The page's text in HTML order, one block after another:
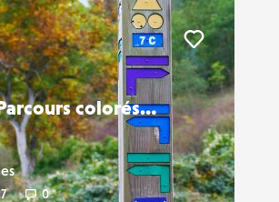
colorés…
7 0